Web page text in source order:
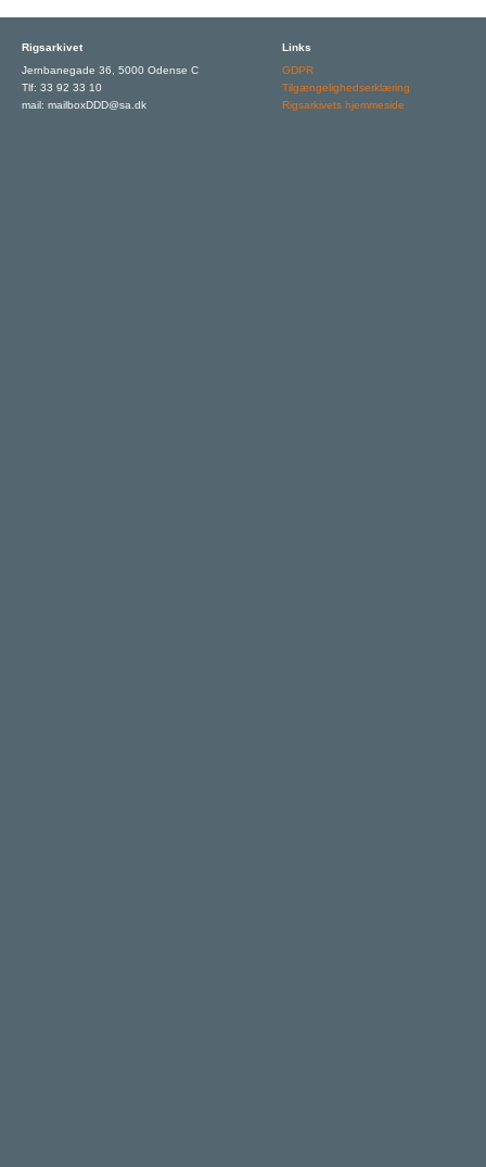
Rigsarkivet
Jernbanegade 36, 5000 Odense C
Tlf: 33 92 33 10
mail: mailboxDDD@sa.dk
Links
GDPR
Tilgængelighedserklæring
Rigsarkivets hjemmeside